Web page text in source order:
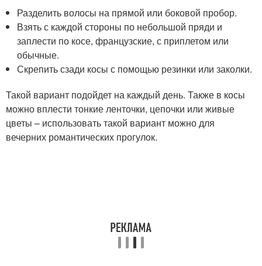
Разделить волосы на прямой или боковой пробор.
Взять с каждой стороны по небольшой пряди и
заплести по косе, французские, с приплетом или
обычные.
Скрепить сзади косы с помощью резинки или заколки.
Такой вариант подойдет на каждый день. Также в косы
можно вплести тонкие ленточки, цепочки или живые
цветы – использовать такой вариант можно для
вечерних романтических прогулок.